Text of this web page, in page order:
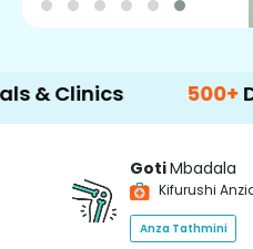
500+
GotiMbadala
Kifurushi
Anza Tathmini